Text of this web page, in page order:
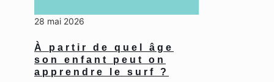
28 mai 2026
À partir de quel âge
son enfant peut on
apprendre le surf ?